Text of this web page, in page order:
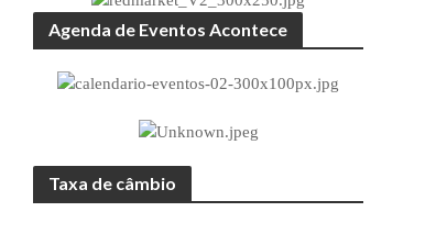
Agenda de Eventos Acontece
Taxa de câmbio